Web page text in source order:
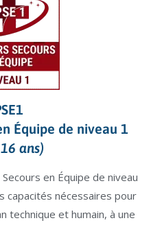
Équipe de niveau 1
ans)
en Équipe de niveau
capacités nécessaires pour
technique et humain, à une